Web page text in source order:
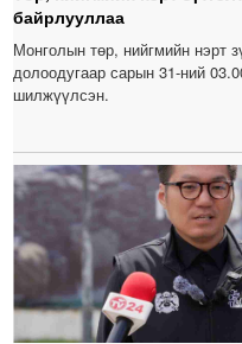
байрлууллаа
Монголын төр, нийгмийн нэрт
долоодугаар сарын 31-ний
шилжүүлсэн.